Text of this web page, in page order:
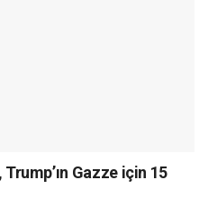
Gazze için 15